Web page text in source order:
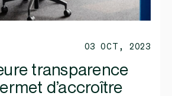
03 OCT, 2023
transparence
d’accroître